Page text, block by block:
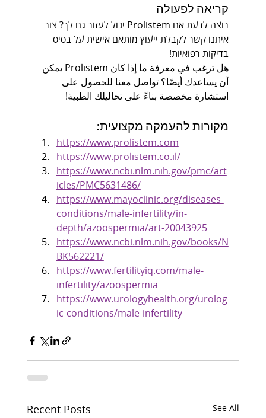
קריאה לפעולה
רוצה לדעת אם Prolistem יכול לעזור גם לך? צור
איתנו קשר לקבלת ייעוץ מותאם אישית על בסיס
בדיקות רפואיות!
هل ترغب في معرفة ما إذا كان Prolistem يمكن
أن يساعدك أيضًا؟ تواصل معنا للحصول على
استشارة مخصصة بناءً على تحاليلك الطبية!
מקורות להעמקה מקצועית:
https://www.prolistem.com
https://www.prolistem.co.il/
https://www.ncbi.nlm.nih.gov/pmc/art
icles/PMC5631486/
https://www.mayoclinic.org/diseases-
conditions/male-infertility/in-
depth/azoospermia/art-20043925
https://www.ncbi.nlm.nih.gov/books/N
BK562221/
https://www.fertilityiq.com/male-
infertility/azoospermia
https://www.urologyhealth.org/urolog
ic-conditions/male-infertility
Recent Posts See All